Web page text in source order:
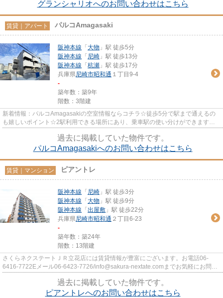
グランシャリオへのお問い合わせはこちら
賃貸｜アパート パルコAmagasaki
阪神本線 「 大物 」駅 徒歩5分
阪神本線 「 尼崎 」駅 徒歩13分
阪神本線 「 杭瀬 」駅 徒歩17分
兵庫県尼崎市昭和通 １丁目9-4
-
築年数：築9年
階数：3階建
新着情報：パルコAmagasakiの空室情報ならコチラ☆徒歩5分で駅まで通えるの
も嬉しいポイント☆2駅利用できる場所にあり、乗車駅の使い分けができます☆
過去に掲載していた物件です。
パルコAmagasakiへのお問い合わせはこちら
賃貸｜マンション ピアントレ
阪神本線 「 尼崎 」駅 徒歩3分
阪神本線 「 大物 」駅 徒歩9分
阪神本線 「 出屋敷 」駅 徒歩22分
兵庫県尼崎市昭和通 ２丁目6-23
-
築年数：築24年
階数：13階建
さくらネクステートＪＲ立花店には賃貸情報が豊富にございます。お電話06-
6416-7722Eメール06-6423-7726/info@sakura-nextate.comまでお気軽にお問い
過去に掲載していた物件です。
ピアントレへのお問い合わせはこちら